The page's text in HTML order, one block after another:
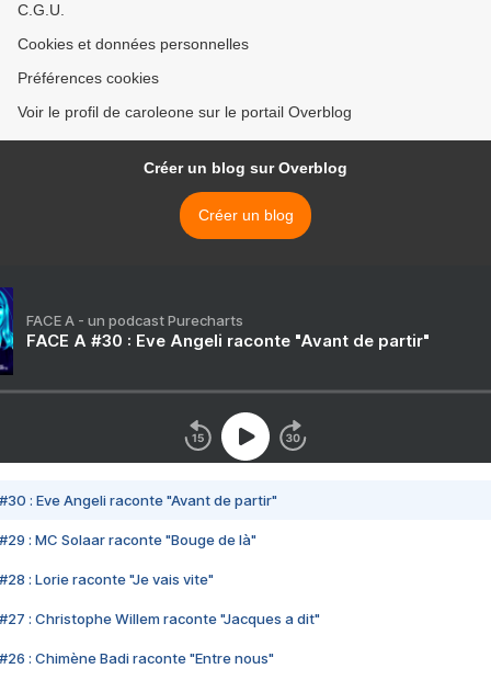
C.G.U.
Cookies et données personnelles
Préférences cookies
Voir le profil de caroleone sur le portail Overblog
Créer un blog sur Overblog
Créer un blog
FACE A - un podcast Purecharts
FACE A #30 : Eve Angeli raconte "Avant de partir"
#30 : Eve Angeli raconte "Avant de partir"
#29 : MC Solaar raconte "Bouge de là"
#28 : Lorie raconte "Je vais vite"
#27 : Christophe Willem raconte "Jacques a dit"
#26 : Chimène Badi raconte "Entre nous"